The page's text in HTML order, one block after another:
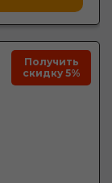
Получить
скидку 5%